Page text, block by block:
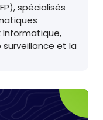
spécialisés
Informatique,
et la